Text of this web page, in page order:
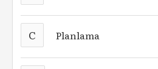
C Planlama